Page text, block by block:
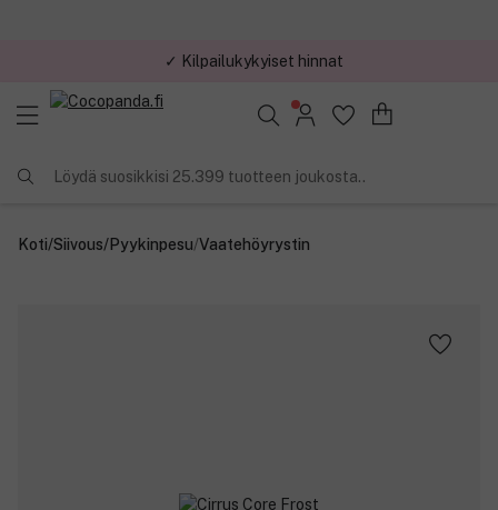
✓ Kilpailukykyiset hinnat
Löydä suosikkisi 25.399 tuotteen joukosta..
Koti/Siivous/Pyykinpesu/Vaatehöyrystin